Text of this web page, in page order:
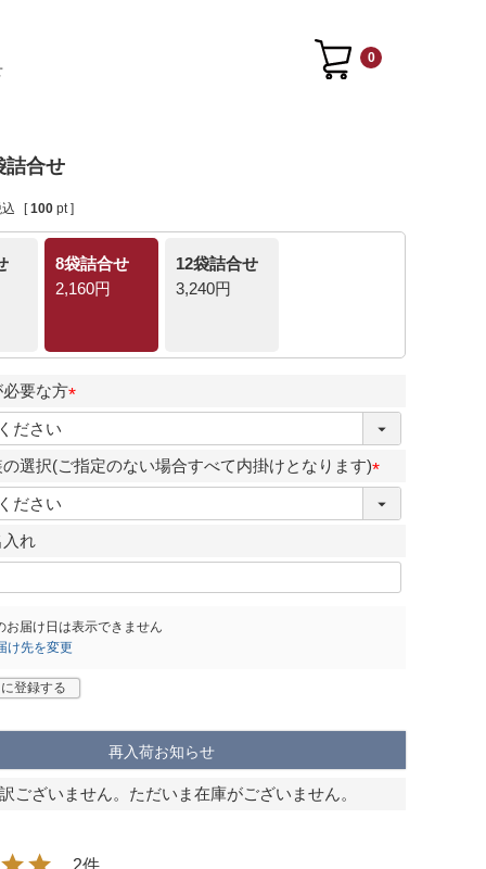
0
詰合せ
[ 100 pt ]
8袋詰合せ
2,160円
12袋詰合せ
3,240円
要な方
必
須
)
選択(ご指定のない場合すべて内掛けとなります)
必
)
れ
お届け日は表示できません
け先を変更
登録する
再入荷お知らせ
ございません。ただいま在庫がございません。